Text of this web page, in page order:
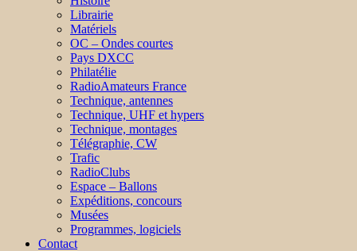
Librairie
Matériels
OC – Ondes courtes
Pays DXCC
Philatélie
RadioAmateurs France
Technique, antennes
Technique, UHF et hypers
Technique, montages
Télégraphie, CW
Trafic
RadioClubs
Espace – Ballons
Expéditions, concours
Musées
Programmes, logiciels
Contact